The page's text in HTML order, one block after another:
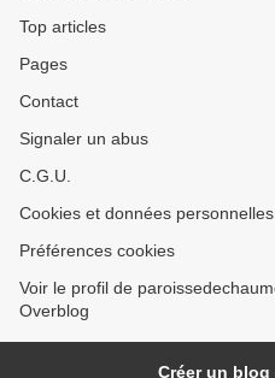
Top articles
Pages
Contact
Signaler un abus
C.G.U.
Cookies et données personnelles
Préférences cookies
Voir le profil de
Overblog
Créer un